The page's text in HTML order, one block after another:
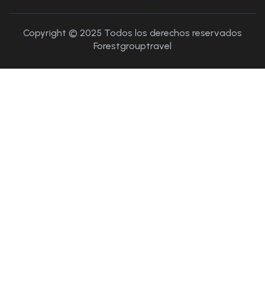
Copyright © 2025 Todos los derechos reservados
Forestgrouptravel